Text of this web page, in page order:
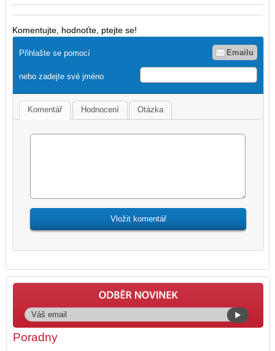
Komentujte, hodnoťte, ptejte se!
Přihlašte se pomocí Emailu
nebo zadejte své jméno
Komentář Hodnocení Otázka
Poradny